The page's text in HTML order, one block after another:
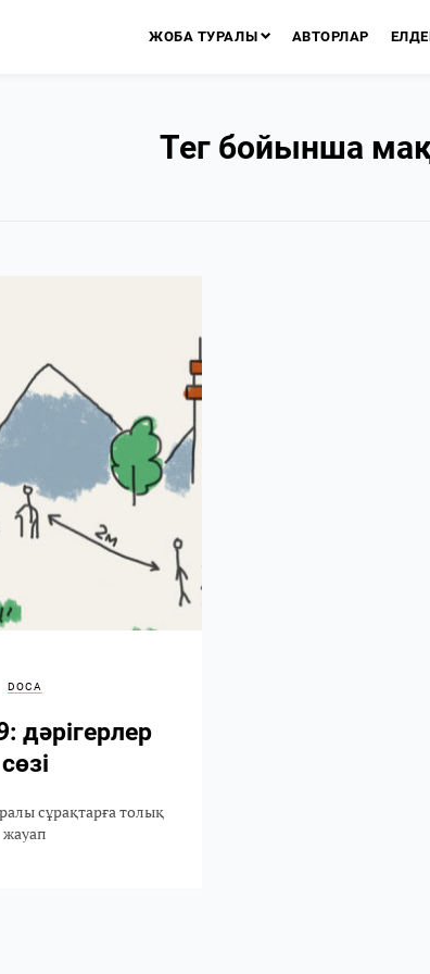
ЖОБА ТУРАЛЫ АВТОРЛАР
Тег бойынша
DOCA
дәрігерлер
сөзі
сұрақтарға толық
жауап